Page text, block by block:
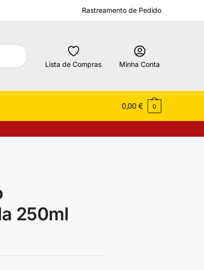
Rastreamento de Pedido
Lista de Compras Minha Conta
0,00€ 0
250ml